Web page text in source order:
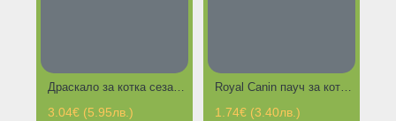
Драскало за котка сезалено с дръжка за закачане на стена - 22 х 7 см
3.04€ (5.95лв.)
Royal Canin пауч за котенца Kitten Instinctive 85 гр
1.74€ (3.40лв.)